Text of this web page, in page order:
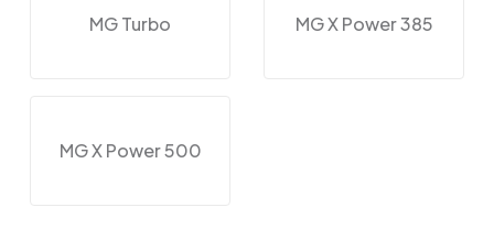
MG Turbo MG X Power 385
MG X Power 500